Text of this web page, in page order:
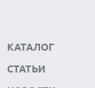
КАТАЛОГ
СТАТЬИ